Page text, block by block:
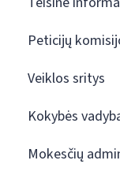
Peticijų
Veiklos sritys
Kokybės
Mokesčių